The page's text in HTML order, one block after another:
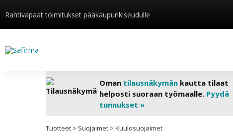
Rahtivapaat toimitukset pääkaupunkiseudulle
Oman tilausnäkymänkautta tilaat
helposti suoraan työmaalle. Pyydä
tunnukset »
Tuotteet > Suojaimet > Kuulosuojaimet